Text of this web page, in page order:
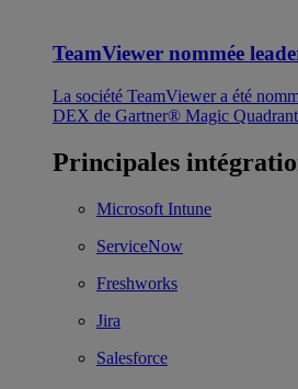
TeamViewer nommée
La société TeamViewer a été
DEX de Gartner® Magic
Principales
Microsoft Intune
ServiceNow
Freshworks
Jira
Salesforce